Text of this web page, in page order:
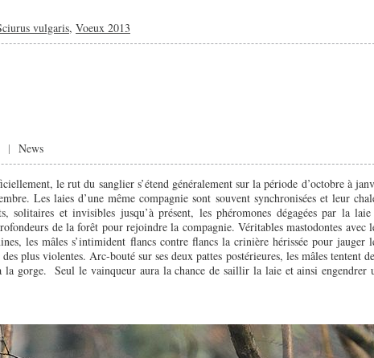
vulgaris, Voeux 2013
| News
le rut du sanglier s’étend généralement sur la période d’octobre à
Les laies d’une même compagnie sont souvent synchronisées et leur
solitaires et invisibles jusqu’à présent, les phéromones dégagées par la
de la forêt pour rejoindre la compagnie. Véritables mastodontes avec
les mâles s’intimident flancs contre flancs la crinière hérissée pour jauger
plus violentes. Arc-bouté sur ses deux pattes postérieures, les mâles tentent
la gorge. Seul le vainqueur aura la chance de saillir la laie et ainsi engendrer